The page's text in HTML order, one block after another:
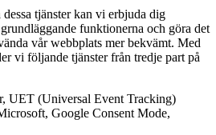
tjänster kan vi erbjuda dig
funktionerna och göra det
vår webbplats mer bekvämt. Med
vi följande tjänster från tredje part på
UET (Universal Event Tracking)
Google Consent Mode,